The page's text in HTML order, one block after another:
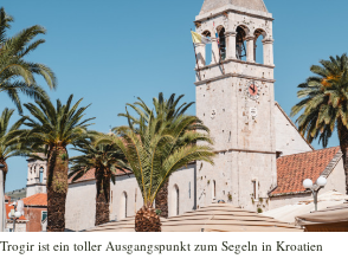
Trogir ist ein toller Ausgangspunkt zum Segeln in Kroatien